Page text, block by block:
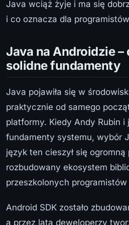
Java wciąż żyje i ma się
i co oznacza dla
Java na Androidzie –
solidne fundamenty
Java pojawiła się w
praktycznie od samego
platformy. Kiedy Andy Rubin i
fundamenty systemu, wybór
język ten cieszył się ogromną
rozbudowany ekosystem
przeszkolonych programistów
Android SDK zostało
a przez lata deweloperzy